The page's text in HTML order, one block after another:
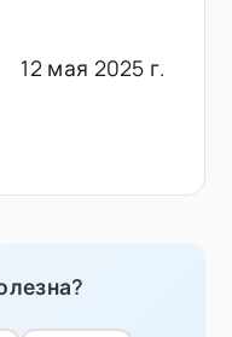
12 мая 2025 г.